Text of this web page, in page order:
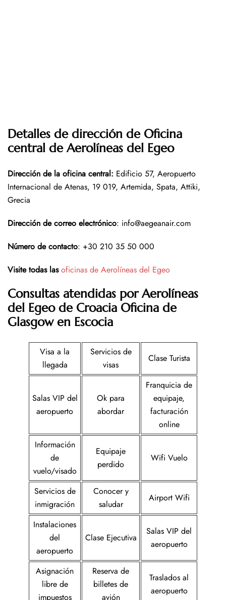
Detalles de dirección de Oficina
central de Aerolíneas del Egeo
Dirección de la oficina central: Edificio 57, Aeropuerto
Internacional de Atenas, 19 019, Artemida, Spata, Attiki,
Grecia
Dirección de correo electrónico: info@aegeanair.com
Número de contacto: +30 210 35 50 000
Visite todas lasoficinas de Aerolíneas del Egeo
Consultas atendidas por Aerolíneas
del Egeo de Croacia Oficina de
Glasgow en Escocia
Visa a la
llegada
Servicios de
visas
Clase Turista
Salas VIP del
aeropuerto
Ok para
abordar
Franquicia de
equipaje,
facturación
online
Información
de
vuelo/visado
Equipaje
perdido
Wifi Vuelo
Servicios de
inmigración
Conocer y
saludar
Airport Wifi
Instalaciones
del
aeropuerto
Clase Ejecutiva
Salas VIP del
aeropuerto
Asignación
libre de
impuestos
Reserva de
billetes de
avión
Traslados al
aeropuerto